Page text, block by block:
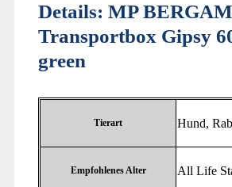
Details: MP
Transportbox Gipsy
green
Tierart ‎Hund,
Empfohlenes Alter ‎All Life